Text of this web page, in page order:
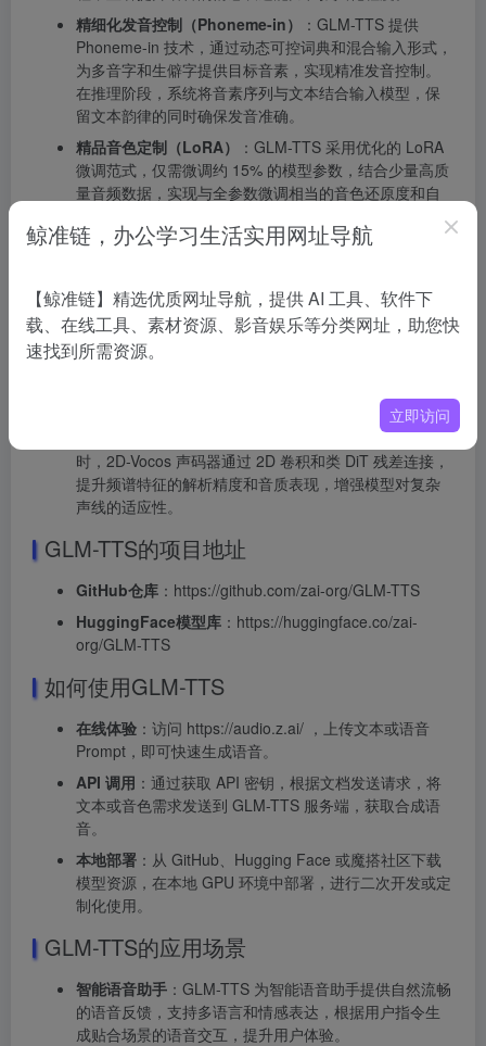
精细化发音控制（Phoneme-in）
：GLM-TTS 提供
Phoneme-in 技术，通过动态可控词典和混合输入形式，
为多音字和生僻字提供目标音素，实现精准发音控制。
在推理阶段，系统将音素序列与文本结合输入模型，保
留文本韵律的同时确保发音准确。
精品音色定制（LoRA）
：GLM-TTS 采用优化的 LoRA
微调范式，仅需微调约 15% 的模型参数，结合少量高质
量音频数据，实现与全参数微调相当的音色还原度和自
音色的泛化能力和跨场景稳定性。
Pipeline，包括语音标准化、背景音分离与降噪、说话人
分离与拼接、WER 筛选、标点优化和特征提取等步骤，
从异构音频中提取纯净语音和高质量特征，为模型训练
提供可靠数据支持。
化，提升 Token 码率和词表规模，引入音调估计模块
（PE），取消因果卷积限制，优化音调建模精度；同
时，2D-Vocos 声码器通过 2D 卷积和类 DiT 残差连接，
提升频谱特征的解析精度和音质表现，增强模型对复杂
声线的适应性。
GLM-TTS的项目地址
GitHub仓库 ：https://github.com/zai-org/GLM-TTS
HuggingFace模型库 ：https://huggingface.co/zai-
org/GLM-TTS
如何使用GLM-TTS
在线体验 ：访问 https://audio.z.ai/ ，上传文本或语音
Prompt，即可快速生成语音。
API 调用 ：通过获取 API 密钥，根据文档发送请求，将
文本或音色需求发送到 GLM-TTS 服务端，获取合成语
音。
本地部署 ：从 GitHub、Hugging Face 或魔搭社区下载
模型资源，在本地 GPU 环境中部署，进行二次开发或定
制化使用。
GLM-TTS的应用场景
智能语音助手 ：GLM-TTS 为智能语音助手提供自然流畅
的语音反馈，支持多语言和情感表达，根据用户指令生
成贴合场景的语音交互，提升用户体验。
鲸准链，办公学习生活实用网址导航
【鲸准链】精选优质网址导航，提供 AI 工具、软件下
载、在线工具、素材资源、影音娱乐等分类网址，助您快
速找到所需资源。
立即访问